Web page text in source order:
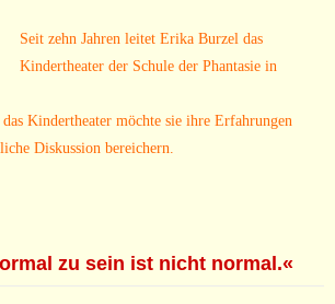
Seit zehn Jahren leitet Erika Burzel das
Kindertheater der Schule der Phantasie in
Kindertheater möchte sie ihre Erfahrungen
Diskussion bereichern.
zu sein ist nicht normal.«